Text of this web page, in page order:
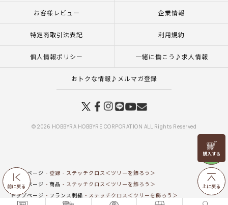
前に戻る
リリヤン
フェア
上に戻る
お客様レビュー 企業情報
特定商取引法表記 利用規約
個人情報ポリシー 一緒に働こう♪求人情報
おトクな情報♪メルマガ登録
© 2026 HOBBYRA HOBBYRE CORPORATION ALL Rights Reserved
トップページ 登録
ステッチクロス＜ツリーを飾ろう＞
トップページ
商品
ステッチクロス＜ツリーを飾ろう＞
トップページ
フランス刺繍
ステッチクロス＜ツリーを飾ろう＞